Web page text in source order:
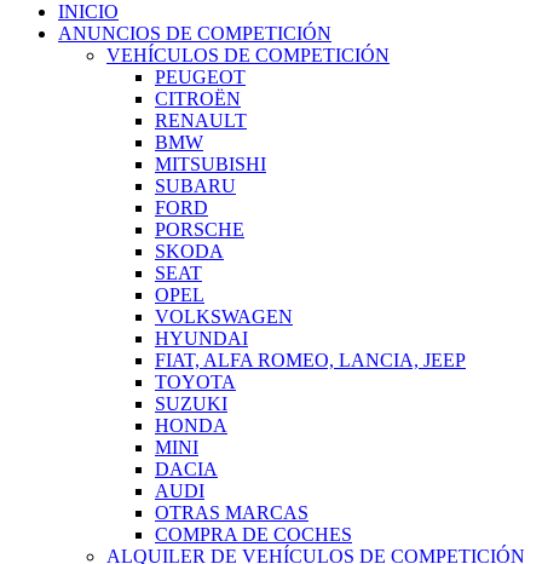
INICIO
ANUNCIOS DE COMPETICIÓN
VEHÍCULOS DE COMPETICIÓN
PEUGEOT
CITROËN
RENAULT
BMW
MITSUBISHI
SUBARU
FORD
PORSCHE
SKODA
SEAT
OPEL
VOLKSWAGEN
HYUNDAI
FIAT, ALFA ROMEO, LANCIA, JEEP
TOYOTA
SUZUKI
HONDA
MINI
DACIA
AUDI
OTRAS MARCAS
COMPRA DE COCHES
ALQUILER DE VEHÍCULOS DE COMPETICIÓN